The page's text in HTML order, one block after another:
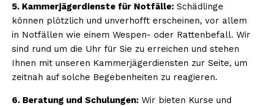
5. Kammerjägerdienste für Notfälle: Schädlinge
können plötzlich und unverhofft erscheinen, vor allem
in Notfällen wie einem Wespen- oder Rattenbefall. Wir
sind rund um die Uhr für Sie zu erreichen und stehen
Ihnen mit unseren Kammerjägerdiensten zur Seite, um
zeitnah auf solche Begebenheiten zu reagieren.
6. Beratung und Schulungen: Wir bieten Kurse und